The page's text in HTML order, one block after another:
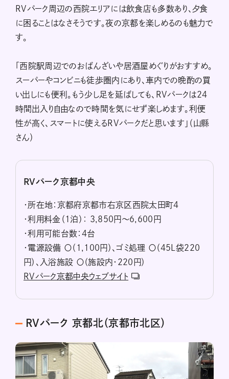
RVパーク周辺の西院エリアには飲食店も多数あり、夕食
に困ることはなさそうです。夜の京都を楽しめるのも魅力で
す。
「西院駅周辺でのおばんざいや居酒屋めぐりがおすすめ。
スーパーやコンビニも徒歩圏内にあり、車内での晩酌の買
い出しにも便利。もう少し足を延ばしても、RVパークは24
時間出入り自由なので時間を気にせず楽しめます。利便
性が高く、スマートに使えるRVパークだと思います」（山縣
さん）
RVパーク京都中央
・所在地：京都府京都市右京区西院太田町4
・利用料金（1泊）： 3,850円～6,600円
・利用可能台数：4台
・電源設備 〇（1,100円）、ゴミ処理 〇（45L袋220
円）、入浴施設 〇（施設内・220円）
RVパーク京都中央ウェブサイト
RVパーク 京都北（京都市北区）